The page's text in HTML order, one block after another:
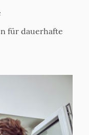
für dauerhafte